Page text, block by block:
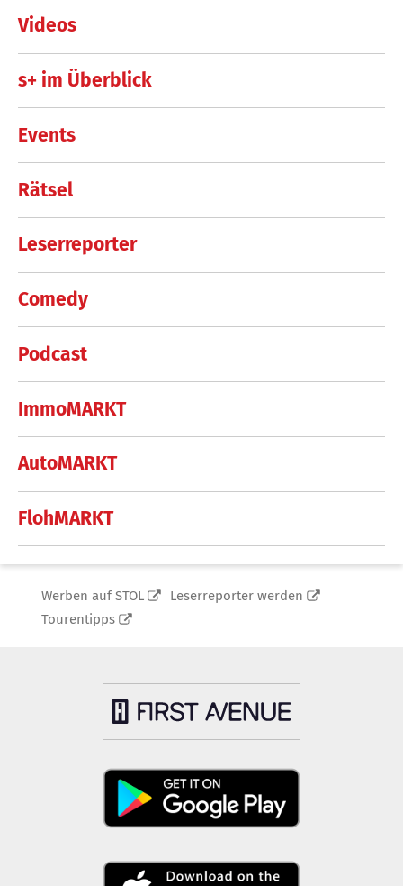
Videos
s+ im Überblick
Events
Rätsel
Leserreporter
Comedy
Podcast
ImmoMARKT
AutoMARKT
FlohMARKT
Werben auf STOL
Leserreporter werden
Tourentipps